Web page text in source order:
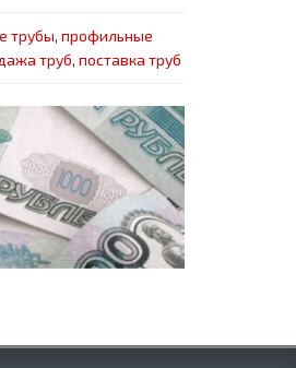
трубы, профильные
труб, поставка труб